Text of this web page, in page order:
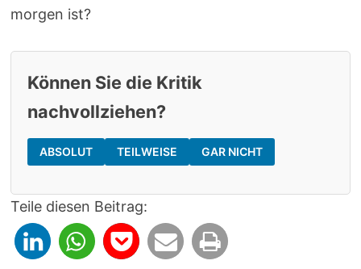
morgen ist?
Können Sie die Kritik
nachvollziehen?
ABSOLUT TEILWEISE GAR NICHT
Teile diesen Beitrag: